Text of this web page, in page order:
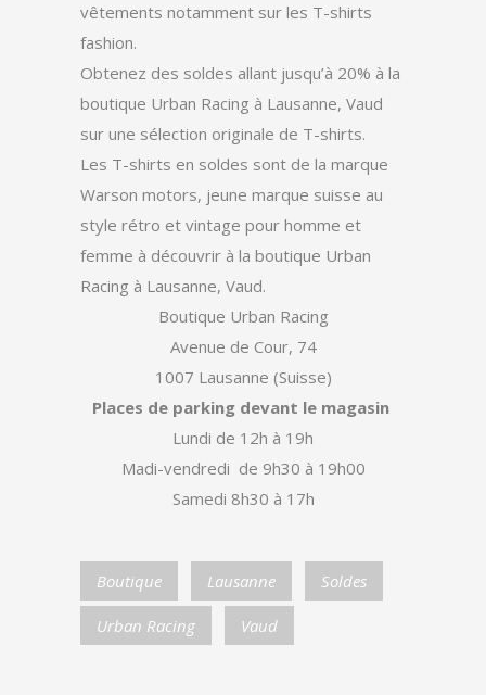
vêtements notamment sur les T-shirts
fashion.
Obtenez des soldes allant jusqu’à 20% à la
boutique Urban Racing à Lausanne, Vaud
sur une sélection originale de T-shirts.
Les T-shirts en soldes sont de la marque
Warson motors, jeune marque suisse au
style rétro et vintage pour homme et
femme à découvrir à la boutique Urban
Racing à Lausanne, Vaud.
Boutique Urban Racing
Avenue de Cour, 74
1007 Lausanne (Suisse)
Places de parking devant le magasin
Lundi de 12h à 19h
Madi-vendredi de 9h30 à 19h00
Samedi 8h30 à 17h
Boutique Lausanne Soldes
Urban Racing Vaud